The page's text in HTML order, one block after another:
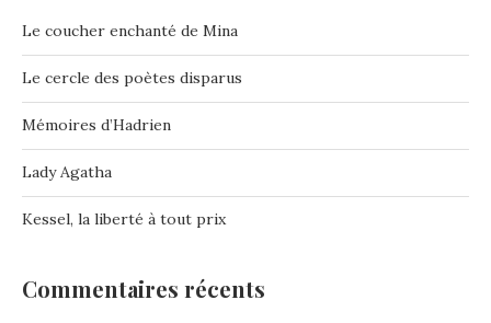
Le coucher enchanté de Mina
Le cercle des poètes disparus
Mémoires d’Hadrien
Lady Agatha
Kessel, la liberté à tout prix
Commentaires récents